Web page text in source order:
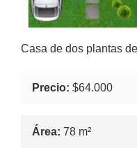
Casa de dos plantas
Precio: $64.000
Área: 78 m²